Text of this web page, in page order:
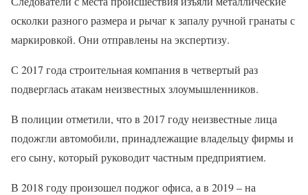
осколки разного размера и рычаг к запалу ручной гранаты с
маркировкой. Они отправлены на экспертизу.
С 2017 года строительная компания в четвертый раз
подверглась атакам неизвестных злоумышленников.
В полиции отметили, что в 2017 году неизвестные лица
подожгли автомобили, принадлежащие владельцу фирмы и
его сыну, который руководит частным предприятием.
В 2018 году произошел поджог офиса, а в 2019 – на